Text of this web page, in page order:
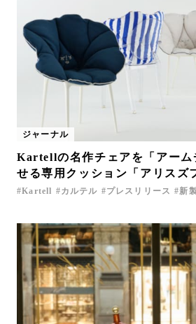
ジャーナル
Kartellの名作チェアを「アーム
せる専用クッション「アリスズ
ョン」新登場
Kartell カルテル プレスリリース 新